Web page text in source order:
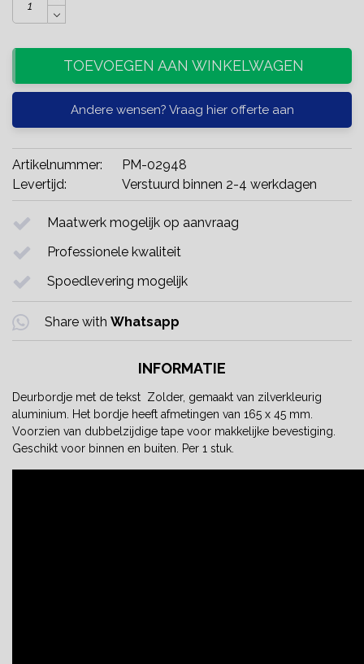
TOEVOEGEN AAN WINKELWAGEN
Andere wensen? Vraag hier offerte aan
Artikelnummer:
PM-02948
Levertijd:
Verstuurd binnen 2-4 werkdagen
Maatwerk mogelijk op aanvraag
Professionele kwaliteit
Spoedlevering mogelijk
Share with Whatsapp
INFORMATIE
Deurbordje met de tekst Zolder, gemaakt van zilverkleurig
aluminium. Het bordje heeft afmetingen van 165 x 45 mm.
Voorzien van dubbelzijdige tape voor makkelijke bevestiging.
Geschikt voor binnen en buiten. Per 1 stuk.